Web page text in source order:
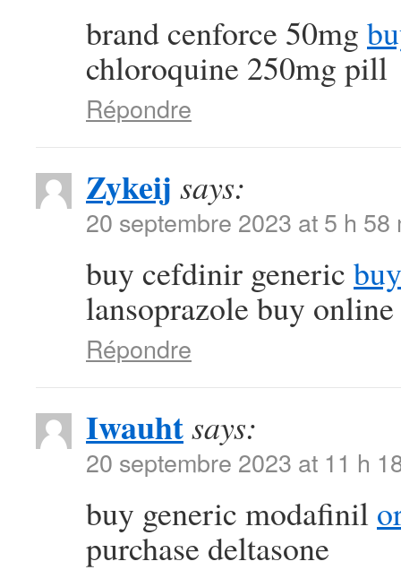
brand cenforce 50mg
chloroquine 250mg pill
Répondre
Zykeij says:
20 septembre 2023 at 5 h 58
buy cefdinir generic
lansoprazole buy online
Répondre
Iwauhtsays:
20 septembre 2023 at 11 h
buy generic modafinil
purchase deltasone